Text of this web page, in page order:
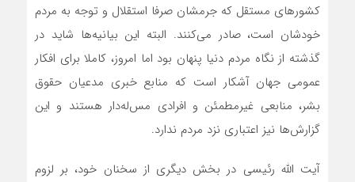
کشورهای مستقل که جرمشان صرفا استقلال و توجه به مردم
خودشان است، صادر می‌کنند. البته این بیانیه‌ها شاید در
گذشته از نگاه مردم دنیا پنهان بود اما امروز، کاملا برای افکار
عمومی جهان آشکار است که منابع خبری مدعیان حقوق
بشر، منابعی غیرمطمئن و افرادی مس‌له‌دار هستند و این
گزارش‌ها نیز اعتباری نزد مردم ندارد.
آیت الله رئیسی در بخش دیگری از سخنان خود، بر لزوم